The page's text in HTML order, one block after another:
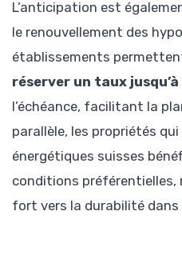
L’anticipation est
le renouvellement des
établissements
réserver un taux
l’échéance, facilitant la
parallèle, les propriétés
énergétiques suisses
conditions
fort vers la durabilité dans